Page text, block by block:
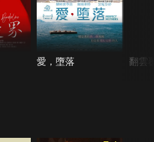
愛，墮落 翻雲